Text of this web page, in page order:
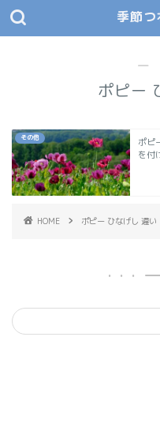
季節
―
ポピー
その他
ポピ
を付
HOME ポピー ひなげし 違い